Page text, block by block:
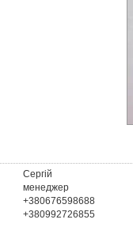
Сергій
менеджер
+380676598688
+380992726855